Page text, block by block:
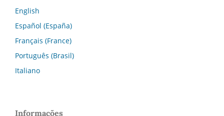
English
Español (España)
Français (France)
Português (Brasil)
Italiano
Informações